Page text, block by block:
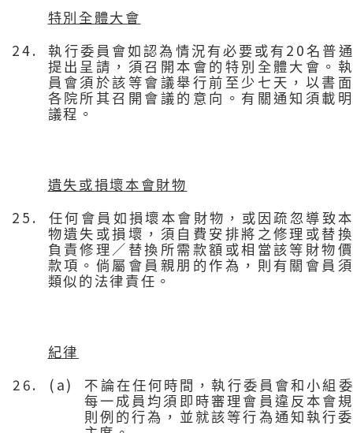
特別全體大會
24.執行委員會如認為情況有必要或有 20 名普
提出呈請，須召開本會的特別全體大會。
員會須於該等會議舉行前至少七天，以書
各院所其召開會議的意向。有關通知須載
議程。
遺失或損壞本會財物
25.
任何會員如損壞本會財物，或因疏忽導致
物遺失或損壞，須自費安排將之修理或替
負責修理／替換所需款額或相當該等財物
款項。倘屬會員親朋的作為，則有關會員
類似的法律責任。
紀律
26. (a)
不論在任何時間，執行委員會和小組
每一成員均須即時審理會員違反本會
則例的行為，並就該等行為通知執行